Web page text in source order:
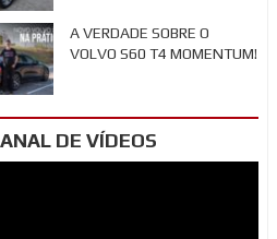
A VERDADE SOBRE O
VOLVO S60 T4 MOMENTUM!
DE VÍDEOS